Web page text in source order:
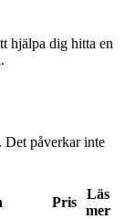
hjälpa dig hitta en
påverkar inte
Pris
Läs
mer